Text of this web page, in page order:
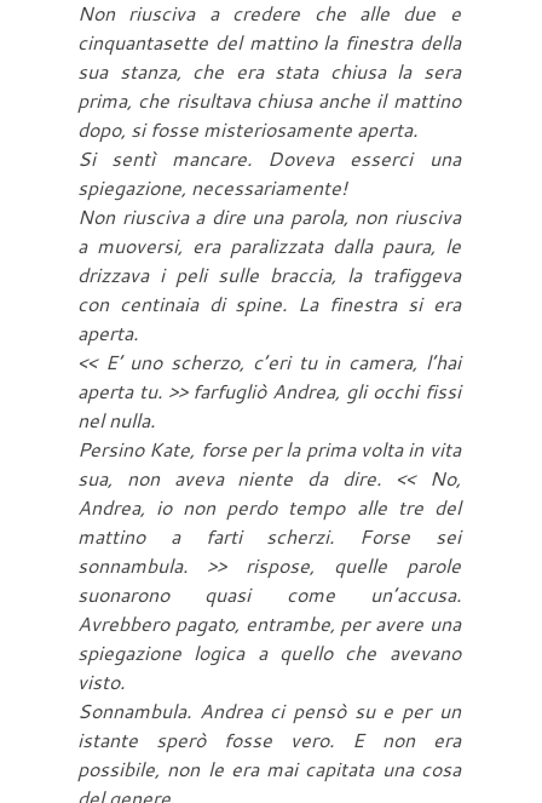
Non riusciva a credere che alle due e
cinquantasette del mattino la finestra della
sua stanza, che era stata chiusa la sera
prima, che risultava chiusa anche il mattino
dopo, si fosse misteriosamente aperta.
Si sentì mancare. Doveva esserci una
spiegazione, necessariamente!
Non riusciva a dire una parola, non riusciva
a muoversi, era paralizzata dalla paura, le
drizzava i peli sulle braccia, la trafiggeva
con centinaia di spine. La finestra si era
aperta.
<< E’ uno scherzo, c’eri tu in camera, l’hai
aperta tu. >> farfugliò Andrea, gli occhi fissi
nel nulla.
Persino Kate, forse per la prima volta in vita
sua, non aveva niente da dire. << No,
Andrea, io non perdo tempo alle tre del
mattino a farti scherzi. Forse sei
sonnambula. >> rispose, quelle parole
suonarono quasi come un’accusa.
Avrebbero pagato, entrambe, per avere una
spiegazione logica a quello che avevano
visto.
Sonnambula. Andrea ci pensò su e per un
istante sperò fosse vero. E non era
possibile, non le era mai capitata una cosa
del genere.